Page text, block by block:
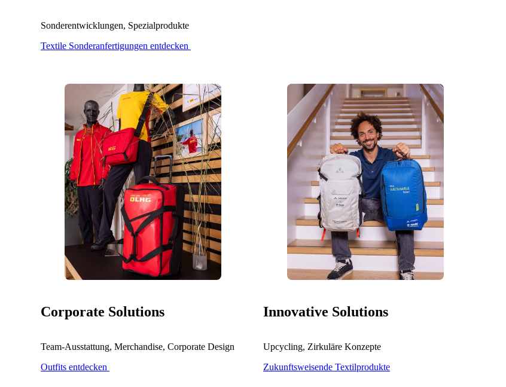
Sonderentwicklungen, Spezialprodukte
Textile Sonderanfertigungen entdecken
Corporate Solutions
Team-Ausstattung, Merchandise, Corporate Design
Outfits entdecken
Innovative Solutions
Upcycling, Zirkuläre Konzepte
Zukunftsweisende Textilprodukte